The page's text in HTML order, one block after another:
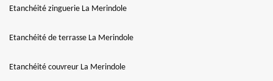
Etanchéité zinguerie La Merindole
Etanchéité de terrasse La Merindole
Etanchéité couvreur La Merindole